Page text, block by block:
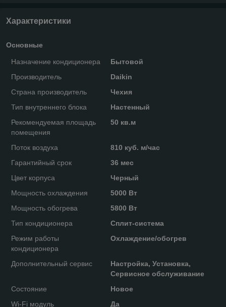
Характеристики
Основные
Назначение кондиционера
Бытовой
Производитель
Daikin
Страна производитель
Чехия
Тип внутреннего блока
Настенный
Рекомендуемая площадь
помещения
50 кв.м
Поток воздуха
810 куб. м/час
Гарантийный срок
36 мес
Цвет корпуса
Черный
Мощность охлаждения
5000 Вт
Мощность обогрева
5800 Вт
Тип кондиционера
Сплит-система
Режим работы
кондиционера
Охлаждение/обогрев
Дополнительный сервис
Настройка, Установка,
Сервисное обслуживание
Состояние
Новое
Wi-Fi модуль
Да